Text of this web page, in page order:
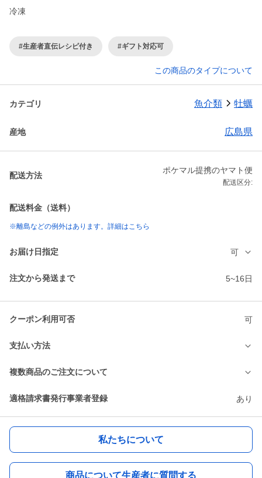
冷凍
#生産者直伝レシピ付き #ギフト対応可
この商品のタイプについて
カテゴリ 魚介類 牡蠣
産地 広島県
配送方法
ポケマル提携のヤマト便
配送区分:
配送料金（送料）
※離島などの例外はあります。詳細はこちら
お届け日指定 可
注文から発送まで 5~16日
クーポン利用可否 可
支払い方法
複数商品のご注文について
適格請求書発行事業者登録 あり
私たちについて
商品について生産者に質問する